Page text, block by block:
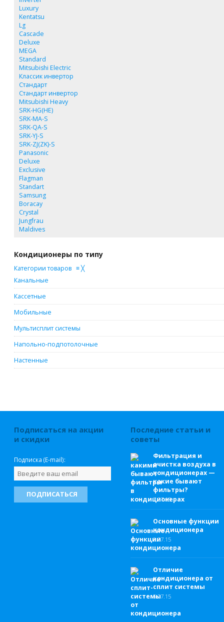
Luxury
Kentatsu
Lg
Cascade
Deluxe
MEGA
Standard
Mitsubishi Electric
Классик инвертор
Стандарт
Стандарт инвертор
Mitsubishi Heavy
SRK-HG(HE)
SRK-MA-S
SRK-QA-S
SRK-YJ-S
SRK-ZJ(ZK)-S
Panasonic
Deluxe
Exclusive
Flagman
Standart
Samsung
Boracay
Crystal
Jungfrau
Maldives
Кондиционеры по типу
Категории товаров ≡╳
Канальные
Кассетные
Мобильные
Мультисплит системы
Напольно-подпотолочные
Настенные
Подписаться на акции
и скидки
Подписка (E-mail):
Последние статьи и
советы
Фильтрация и
очистка воздуха в
кондиционерах —
какие бывают
фильтры?
7.07.15
Основные функции
кондиционера
6.07.15
Отличие
кондиционера от
сплит системы
5.07.15